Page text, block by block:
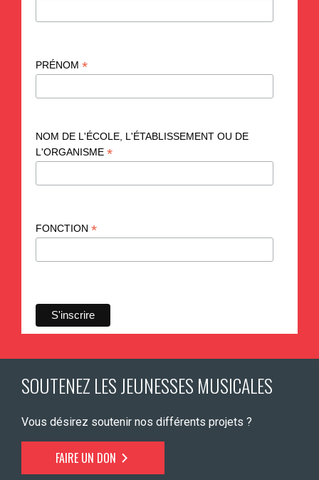
PRÉNOM *
NOM DE L'ÉCOLE, L'ÉTABLISSEMENT OU DE
L'ORGANISME *
FONCTION *
SOUTENEZ LES JEUNESSES MUSICALES
Vous désirez soutenir nos différents projets ?
FAIRE UN DON